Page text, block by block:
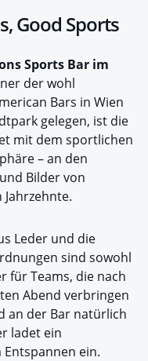
Good Sports
Sports Bar im
der wohl
Bars in Wien
gelegen, ist die
mit dem sportlichen
– an den
Bilder von
Leder und die
sind sowohl
für Teams, die nach
Abend verbringen
an der Bar natürlich
ladet ein
ein.